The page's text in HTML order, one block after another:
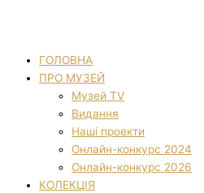
ГОЛОВНА
ПРО МУЗЕЙ
Музей TV
Видання
Наші проекти
Онлайн-конкурс 2024
Онлайн-конкурс 2026
КОЛЕКЦІЯ